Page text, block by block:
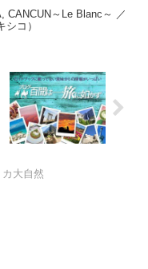
CANCUN～Le Blanc～ ／
コ）
カ大自然